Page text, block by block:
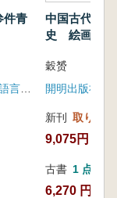
历史价
,灿烂的文
的文化内
变,推动了
格的林林
立体的述说
件青
中国古代物
史 絵画・巻
穀赟
開明出版社
新刊 取り寄せ
9,075円
古書 1 点
6,270 円